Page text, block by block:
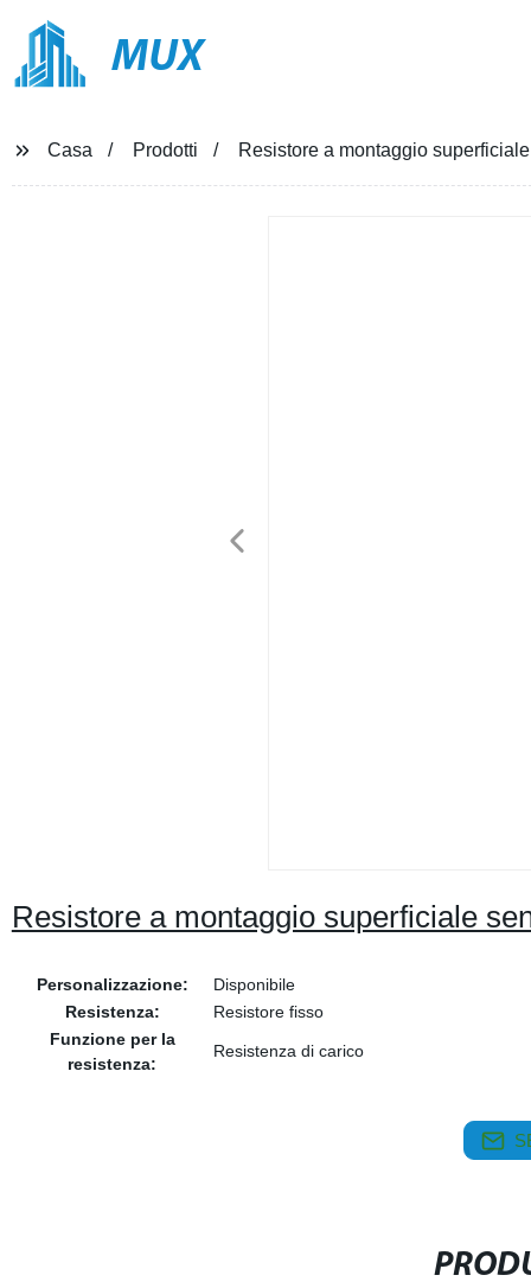
MUX
Casa Prodotti Resistore a montaggio
Resistore a montaggio superficiale
Personalizzazione:
Disponibile
Resistenza:
Resistore fisso
Funzione per la
resistenza:
Resistenza di carico